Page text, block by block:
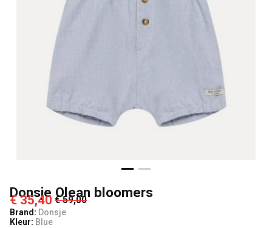
Donsje Olean bloomers
€ 35,40 € 59,00
Brand: Donsje
Kleur: Blue